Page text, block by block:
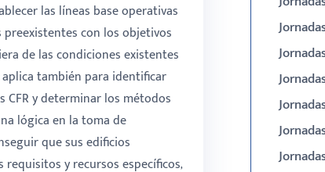
las líneas base operativas
con los objetivos
de las condiciones existentes
también para identificar
CFR y determinar los métodos
lógica en la toma de
que sus edificios
y recursos específicos,